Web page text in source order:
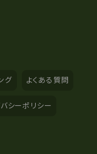
グ よくある質問
シーポリシー